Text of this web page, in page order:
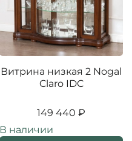
Витрина низкая 2 Nogal
Claro IDC
149 440 ₽
В наличии